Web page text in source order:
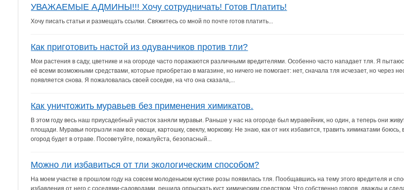
УВАЖАЕМЫЕ АДМИНЫ!!! Хочу сотрудничать! Готов Платить!
Хочу писать статьи и размещать ссылки. Свяжитесь со мной по почте готов платить...
Как приготовить настой из одуванчиков против тли?
Мои растения в саду, цветнике и на огороде часто поражаются различными вредителями. Особенно часто нападает тля. Я
её всеми возможными средствами, которые приобретаю в магазине, но ничего не помогает: нет, сначала тля исчезает, но через
появляется снова. Я пожаловалась своей соседке, на что она сказала,...
Как уничтожить муравьев без применения химикатов.
В этом году весь наш приусадебный участок заняли муравьи. Раньше у нас на огороде был муравейник, но один, а теперь они
площади. Муравьи погрызли нам все овощи, картошку, свеклу, морковку. Не знаю, как от них избавится, травить химикатами боюсь,
огород будет в отраве. Посоветуйте, пожалуйста, безопасный...
Можно ли избавиться от тли экологическим способом?
На моем участке в прошлом году на совсем молоденьком кустике розы появилась тля. Пообщавшись на тему этого вредителя и
избавления от него с соседями-садоводами, решила опрыскать куст химическим средством. Что собственно говоря, дважды и